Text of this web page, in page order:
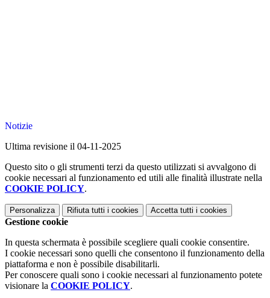
Notizie
Ultima revisione il 04-11-2025
Questo sito o gli strumenti terzi da questo utilizzati si avvalgono di
cookie necessari al funzionamento ed utili alle finalità illustrate nella
COOKIE POLICY.
Personalizza Rifiuta tutti i cookies Accetta tutti i cookies
Gestione cookie
In questa schermata è possibile scegliere quali cookie consentire.
I cookie necessari sono quelli che consentono il funzionamento della
piattaforma e non è possibile disabilitarli.
Per conoscere quali sono i cookie necessari al funzionamento potete
visionare la COOKIE POLICY.